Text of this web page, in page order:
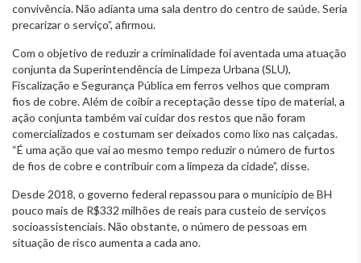
convivência. Não adianta uma sala dentro do centro de saúde. Seria
precarizar o serviço”, afirmou.
Com o objetivo de reduzir a criminalidade foi aventada uma atuação
conjunta da Superintendência de Limpeza Urbana (SLU),
Fiscalização e Segurança Pública em ferros velhos que compram
fios de cobre. Além de coibir a receptação desse tipo de material, a
ação conjunta também vai cuidar dos restos que não foram
comercializados e costumam ser deixados como lixo nas calçadas.
“É uma ação que vai ao mesmo tempo reduzir o número de furtos
de fios de cobre e contribuir com a limpeza da cidade”, disse.
Desde 2018, o governo federal repassou para o município de BH
pouco mais de R$332 milhões de reais para custeio de serviços
socioassistenciais. Não obstante, o número de pessoas em
situação de risco aumenta a cada ano.